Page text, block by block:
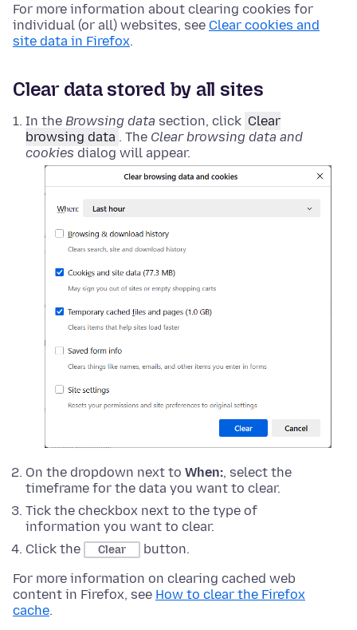
For more information about clearing cookies for
individual (or all) websites, see Clear cookies and
site data in Firefox.
Clear data stored by all sites
In the Browsing data section, click Clear
browsing data . The Clear browsing data and
cookies dialog will appear.
On the dropdown next to When:, select the
timeframe for the data you want to clear.
Tick the checkbox next to the type of
information you want to clear.
Click the
Clear
button.
For more information on clearing cached web
content in Firefox, see How to clear the Firefox
cache.